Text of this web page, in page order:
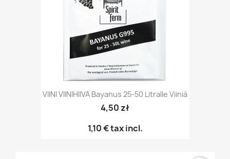
VIINI VIINIHIIVA Bayanus 25-50 Litralle Viiniä
4,50 zł
1,10 €tax incl.